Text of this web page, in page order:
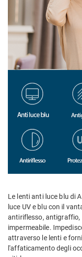
Le lenti anti luce blu di
luce UV e blu con il
antiriflesso, antigraffio,
impermeabile.
attraverso le lenti e
l'affaticamento degli